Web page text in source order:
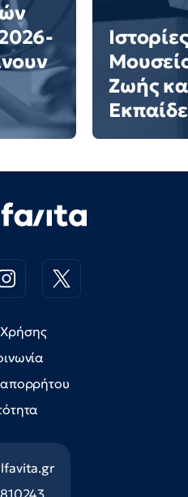
Ζωής
απορρήτου